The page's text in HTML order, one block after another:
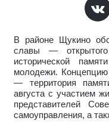
В районе Щукино
славы — открытого
исторической
молодежи.
— территория
августа с участием
представителей
самоуправления, а